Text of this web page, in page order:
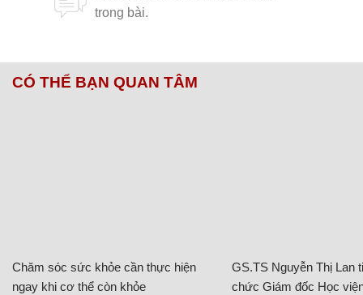
CÓ THỂ BẠN QUAN TÂM
Chăm sóc sức khỏe cần thực hiện
ngay khi cơ thể còn khỏe
GS.TS Nguyễn Thị Lan
chức Giám đốc Học